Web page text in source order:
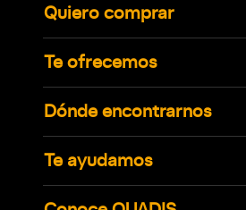
Quiero comprar
Te ofrecemos
Dónde encontrarnos
Te ayudamos